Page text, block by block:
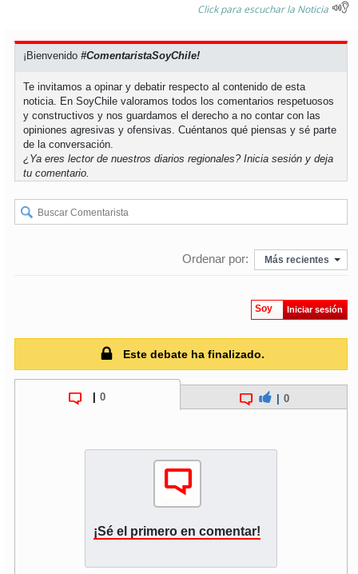
Click para escuchar la Noticia
¡Bienvenido#ComentaristaSoyChile!
Te invitamos a opinar y debatir respecto al contenido de esta
noticia. En SoyChile valoramos todos los comentarios respetuosos
y constructivos y nos guardamos el derecho a no contar con las
opiniones agresivas y ofensivas. Cuéntanos qué piensas y sé parte
de la conversación.
¿Ya eres lector de nuestros diarios regionales?Inicia sesión y deja
tu comentario.
Ordenar por: Más recientes
Soy Iniciar sesión
Este debate ha finalizado.
0 0
¡Sé el primero en comentar!